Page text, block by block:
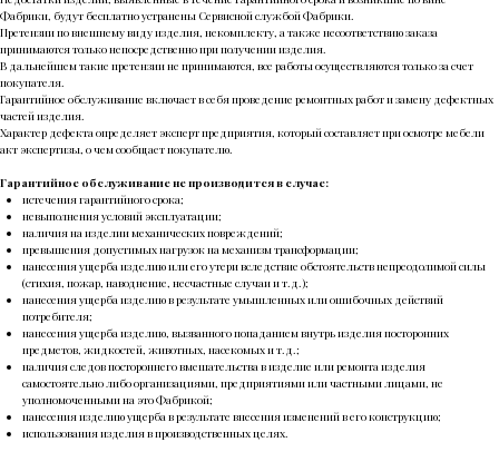
Фабрики, будут бесплатно устранены Сервисной службой Фабрики.
Претензии по внешнему виду изделия, некомплекту, а также несоответствию заказа
принимаются только непосредственно при получении изделия.
В дальнейшем такие претензии не принимаются, все работы осуществляются только за счет
покупателя.
Гарантийное обслуживание включает в себя проведение ремонтных работ и замену дефектных
частей изделия.
Характер дефекта определяет эксперт предприятия, который составляет при осмотре мебели
акт экспертизы, о чем сообщает покупателю.
Гарантийное обслуживание не производится в случае:
истечения гарантийного срока;
невыполнения условий эксплуатации;
наличия на изделии механических повреждений;
превышения допустимых нагрузок на механизм трансформации;
нанесения ущерба изделию или его утери вследствие обстоятельств непреодолимой силы
(стихия, пожар, наводнение, несчастные случаи и т.д.);
нанесения ущерба изделию в результате умышленных или ошибочных действий
потребителя;
нанесения ущерба изделию, вызванного попаданием внутрь изделия посторонних
предметов, жидкостей, животных, насекомых и т.д.;
наличия следов постороннего вмешательства в изделие или ремонта изделия
самостоятельно либо организациями, предприятиями или частными лицами, не
уполномоченными на это Фабрикой;
нанесения изделию ущерба в результате внесения изменений в его конструкцию;
использования изделия в производственных целях.